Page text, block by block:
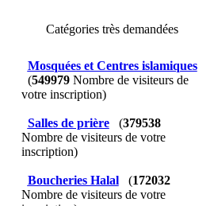
Catégories très demandées
Mosquées et Centres islamiques
(549979Nombre de visiteurs de
votre inscription)
Salles de prière (379538
Nombre de visiteurs de votre
inscription)
Boucheries Halal (172032
Nombre de visiteurs de votre